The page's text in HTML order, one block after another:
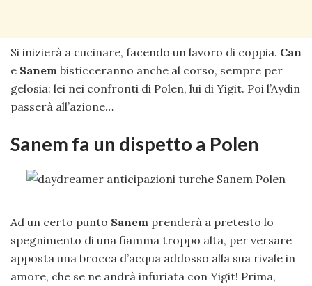
Si inizierà a cucinare, facendo un lavoro di coppia. Can
e Sanem bisticceranno anche al corso, sempre per
gelosia: lei nei confronti di Polen, lui di Yigit. Poi l’Aydin
passerà all’azione…
Sanem fa un dispetto a Polen
Ad un certo punto Sanem prenderà a pretesto lo
spegnimento di una fiamma troppo alta, per versare
apposta una brocca d’acqua addosso alla sua rivale in
amore, che se ne andrà infuriata con Yigit! Prima,